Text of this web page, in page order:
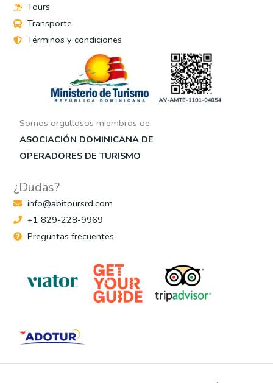
Tours
Transporte
Términos y condiciones
Somos orgullosos miembros de:
ASOCIACIÓN DOMINICANA DE
OPERADORES DE TURISMO
¿Dudas?
info@abitoursrd.com
+1 829-228-9969
Preguntas frecuentes